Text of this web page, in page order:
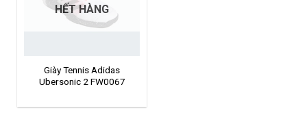
HẾT HÀNG
Giày Tennis Adidas
Ubersonic 2 FW0067